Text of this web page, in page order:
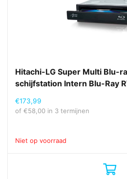
Hitachi-LG Super Multi Blu-
schijfstation Intern Blu-Ray
€173,99
of €58,00 in 3 termijnen
Niet op voorraad